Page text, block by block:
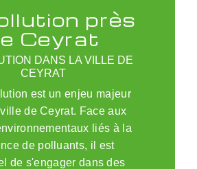
près
Ceyrat
DANS LA VILLE DE
CEYRAT
est un enjeu majeur
de Ceyrat. Face aux
liés à la
de polluants, il est
de s'engager dans des